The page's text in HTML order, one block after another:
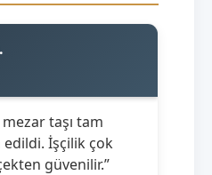
taşı tam
edildi. İşçilik çok
güvenilir.”